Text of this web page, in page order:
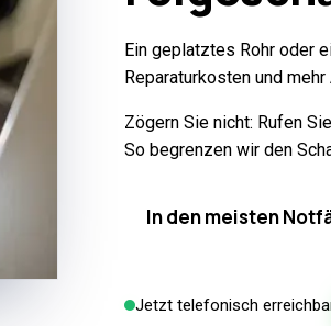
Ein geplatztes Rohr oder
Reparaturkosten und
Zögern Sie nicht: Rufen Sie
So begrenzen wir den
In den meisten
Jetzt telefonisch